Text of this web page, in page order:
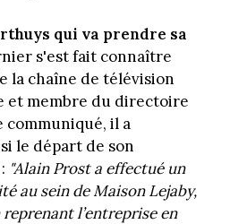
qui va prendre sa
s'est fait connaître
la chaîne de télévision
et membre du directoire
communiqué, il a
le départ de son
"Alain Prost a effectué un
au sein de Maison Lejaby,
l’entreprise en